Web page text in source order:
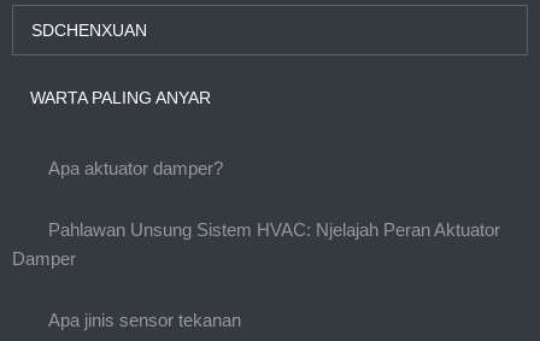
SDCHENXUAN
WARTA PALING ANYAR
Apa aktuator damper?
Pahlawan Unsung Sistem HVAC: Njelajah Peran Aktuator
Damper
Apa jinis sensor tekanan